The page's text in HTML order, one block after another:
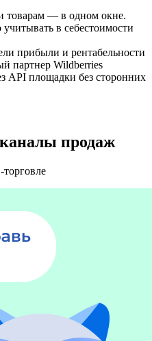
товарам — в одном окне.
в себестоимости
прибыли и рентабельности
партнер Wildberries
API площадки без сторонних
продаж